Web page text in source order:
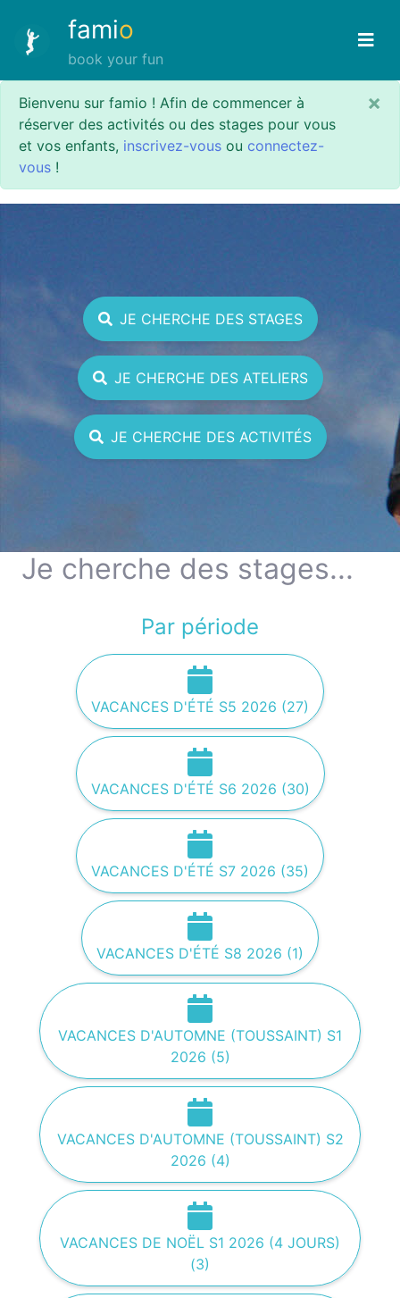
famio
book your fun
Bienvenu sur famio ! Afin de commencer à
réserver des activités ou des stages pour vous
et vos enfants, inscrivez-vous ou connectez-
vous !
×
JE CHERCHE DES STAGES
JE CHERCHE DES ATELIERS
JE CHERCHE DES ACTIVITÉS
Je cherche des stages...
Par période
VACANCES D'ÉTÉ S5 2026 (27)
VACANCES D'ÉTÉ S6 2026 (30)
VACANCES D'ÉTÉ S7 2026 (35)
VACANCES D'ÉTÉ S8 2026 (1)
VACANCES D'AUTOMNE (TOUSSAINT) S1
2026 (5)
VACANCES D'AUTOMNE (TOUSSAINT) S2
2026 (4)
VACANCES DE NOËL S1 2026 (4 JOURS)
(3)